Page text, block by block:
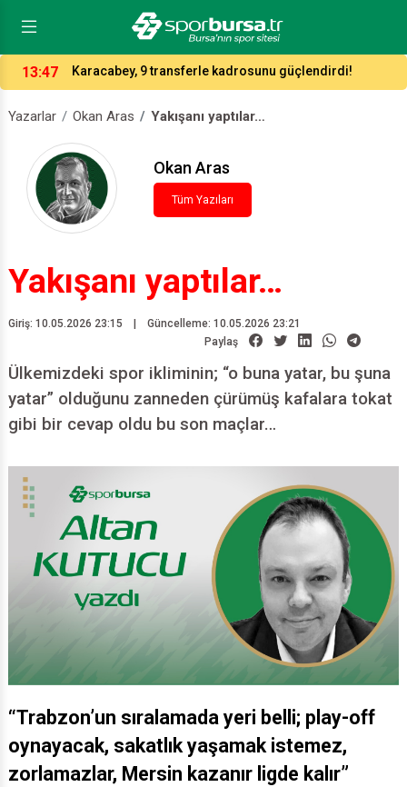
13:47 Karacabey, 9 transferle kadrosunu güçlendirdi!
Yazarlar Okan Aras Yakışanı yaptılar…
Okan Aras
Tüm Yazıları
Yakışanı yaptılar…
Giriş: 10.05.2026 23:15 |
Güncelleme: 10.05.2026 23:21
Paylaş
Ülkemizdeki spor ikliminin; “o buna yatar, bu şuna
yatar” olduğunu zanneden çürümüş kafalara tokat
gibi bir cevap oldu bu son maçlar…
“Trabzon’un sıralamada yeri belli; play-off
oynayacak, sakatlık yaşamak istemez,
zorlamazlar, Mersin kazanır ligde kalır”